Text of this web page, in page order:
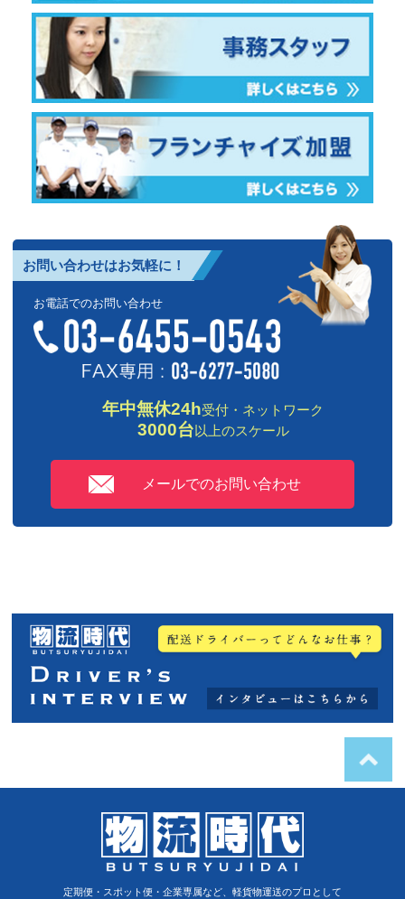
お問い合わせはお気軽に！
お電話でのお問い合わせ
年中無休24h受付・ネットワーク
3000台以上のスケール
メールでのお問い合わせ
定期便・スポット便・企業専属など、軽貨物運送のプロとして